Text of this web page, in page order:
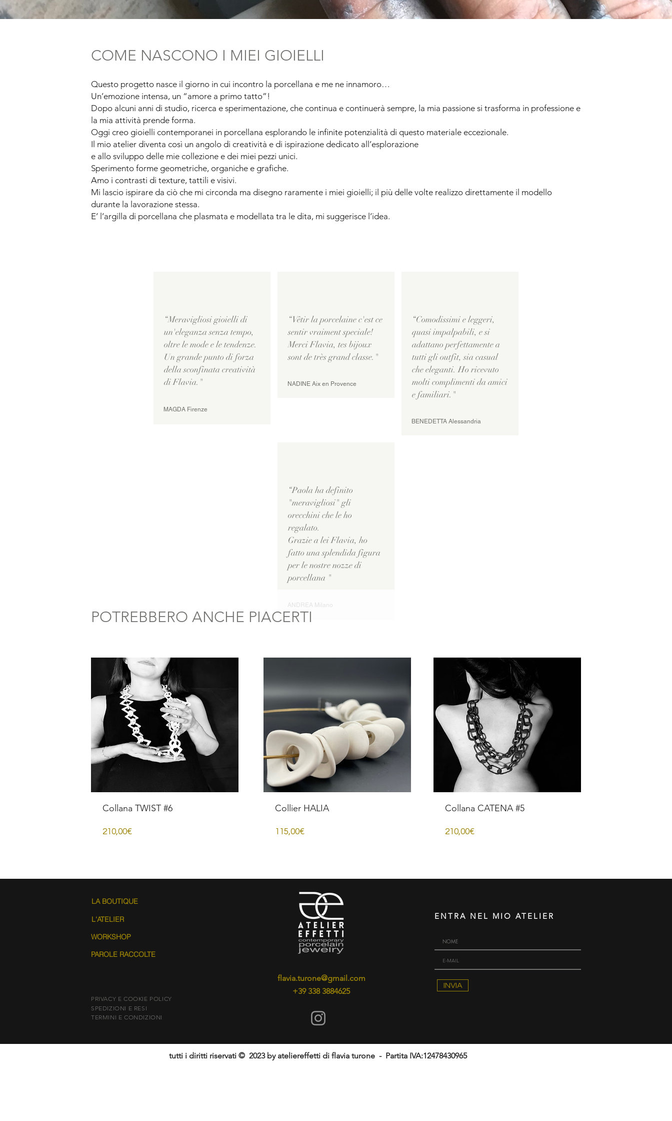
COME NASCONO I MIEI GIOIELLI
Questo progetto nasce il giorno in cui incontro la porcellana e me ne innamoro…
Un’emozione intensa, un “amore a primo tatto”!
Dopo alcuni anni di studio, ricerca e sperimentazione, che continua e continuerà sempre, la mia passione si trasforma in professione e
la mia attività prende forma.
Oggi creo gioielli contemporanei in porcellana esplorando le infinite potenzialità di questo materiale eccezionale.
Il mio atelier diventa così un angolo di creatività e di ispirazione dedicato all’esplorazione
e allo sviluppo delle mie collezione e dei miei pezzi unici.
Sperimento forme geometriche, organiche e grafiche.
Amo i contrasti di texture, tattili e visivi.
Mi lascio ispirare da ciò che mi circonda ma disegno raramente i miei gioielli; il più delle volte realizzo direttamente il modello
durante la lavorazione stessa.
E’ l’argilla di porcellana che plasmata e modellata tra le dita, mi suggerisce l’idea.
“Meravigliosi gioielli di
un'eleganza senza tempo,
oltre le mode e le tendenze.
Un grande punto di forza
della sconfinata creatività
di Flavia."
MAGDA Firenze
“Vêtir la porcelaine c'est ce
sentir vraiment speciale!
Merci Flavia, tes bijoux
sont de très grand classe."
NADINE Aix en Provence
“Comodissimi e leggeri,
quasi impalpabili, e si
adattano perfettamente a
tutti gli outfit, sia casual
che eleganti. Ho ricevuto
molti complimenti da amici
e familiari."
BENEDETTA Alessandria
“Paola ha definito
"meravigliosi" gli
orecchini che le ho
regalato.
Grazie a lei Flavia, ho
fatto una splendida figura
per le nostre nozze di
porcellana "
ANDREA Milano
POTREBBERO ANCHE PIACERTI
Collana TWIST #6
210,00€Prezzo
Collier HALIA
115,00€Prezzo
Collana CATENA #5
210,00€Prezzo
L'ATELIER
PAROLE RACCOLTE
WORKSHOP
LA BOUTIQUE
PRIVACY E COOKIE POLICY
TERMINI E CONDIZIONI
SPEDIZIONI E RESI
flavia.turone@gmail.com
+39 338 3884625
ENTRA NEL MIO ATELIER
INVIA
tutti i diritti riservati © 2023 by ateliereffetti di flavia turone - Partita IVA:12478430965